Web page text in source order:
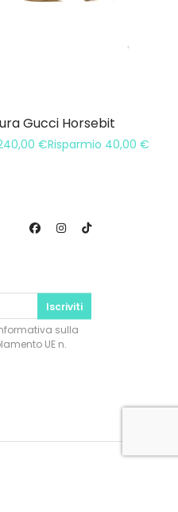
Gucci Horsebit
€Risparmio 40,00 €
Iscriviti
sulla
UE n.